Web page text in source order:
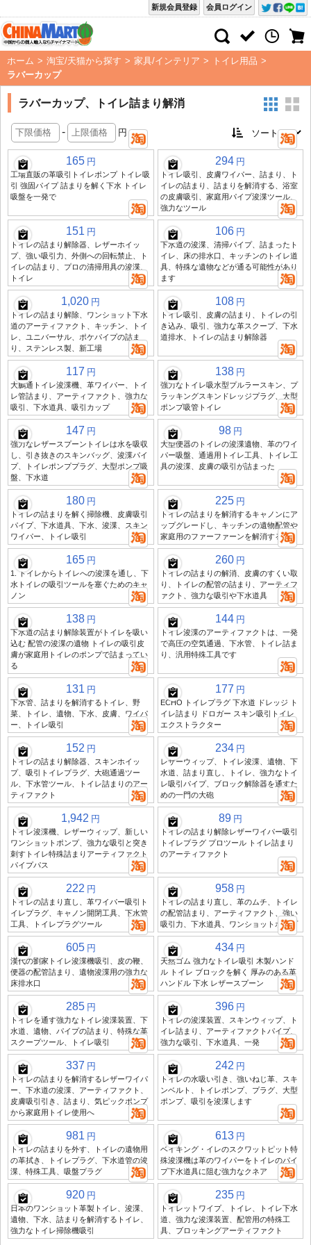
会員ログイン
新規会員登録
ホーム > 淘宝/天猫から探す > 家具/インテリア > トイレ用品 >
ラバーカップ
ラバーカップ、トイレ詰まり解消
- 円
165 円
工場直販の革吸引トイレポンプ トイレ吸
引 強固パイプ 詰まりを解く下水 トイレ
吸盤を一発で
294 円
トイレ吸引、皮膚ワイパー、詰まり、ト
イレの詰まり、詰まりを解消する、浴室
の皮膚吸引、家庭用パイプ浚渫ツール、
強力なツール
151 円
トイレの詰まり解除器、レザーホイッ
プ、強い吸引力、外側への回転禁止、ト
イレの詰まり、プロの清掃用具の浚渫、
トイレ
106 円
下水道の浚渫、清掃パイプ、詰まったト
イレ、床の排水口、キッチンのトイレ道
具、特殊な遺物などが通る可能性があり
ます
1,020 円
トイレの詰まり解除、ワンショット下水
道のアーティファクト、キッチン、トイ
レ、ユニバーサル、ポケパイプの詰ま
り、ステンレス製、新工場
108 円
トイレ吸引、皮膚の詰まり、トイレの引
き込み、吸引、強力な革スクープ、下水
道排水、トイレの詰まり解除器
117 円
大鵬通トイレ浚渫機、革ワイパー、トイ
レ管詰まり、アーティファクト、強力な
吸引、下水道具、吸引カップ
138 円
強力なトイレ吸水型プルラースキン、プ
ラッキングスキンドレッジプラグ、大型
ポンプ吸管トイレ
147 円
強力なレザースプーントイレは水を吸収
し、引き抜きのスキンバッグ、浚渫パイ
プ、トイレポンププラグ、大型ポンプ吸
盤、下水道
98 円
大型便器のトイレの浚渫遺物、革のワイ
パー吸盤、通過用トイレ工具、トイレ工
具の浚渫、皮膚の吸引が詰まった
180 円
トイレの詰まりを解く掃除機、皮膚吸引
パイプ、下水道具、下水、浚渫、スキン
ワイパー、トイレ吸引
225 円
トイレの詰まりを解消するキャノンにア
ップグレードし、キッチンの遺物配管や
家庭用のファーファーンを解消する
165 円
1. トイレからトイレへの浚渫を通し、下
水トイレの吸引ツールを塞ぐためのキャ
ノン
260 円
トイレの詰まりの解消、皮膚のすくい取
り、トイレの配管の詰まり、アーティフ
ァクト、強力な吸引や下水道具
138 円
下水道の詰まり解除装置がトイレを吸い
込む 配管の浚渫の遺物 トイレの吸引皮
膚が家庭用トイレのポンプで詰まってい
る
144 円
トイレ浚渫のアーティファクトは、一発
で高圧の空気通過、下水管、トイレ詰ま
り、汎用特殊工具です
131 円
下水管、詰まりを解消するトイレ、野
菜、トイレ、遺物、下水、皮膚、ワイパ
ー、トイレ吸引
177 円
ECHO トイレプラグ 下水道 ドレッジ ト
イレ詰まり ドロガー スキン吸引トイレ
エクストラクター
152 円
トイレの詰まり解除器、スキンホイッ
プ、吸引トイレプラグ、大砲通過ツー
ル、下水管ツール、トイレ詰まりのアー
ティファクト
234 円
レザーウィップ、トイレ浚渫、遺物、下
水道、詰まり直し、トイレ、強力なトイ
レ吸引パイプ、ブロック解除器を通すた
めの一門の大砲
1,942 円
トイレ浚渫機、レザーウィップ、新しい
ワンショットポンプ、強力な吸引と突き
刺すトイレ特殊詰まりアーティファクト
パイプパス
89 円
トイレの詰まり解除レザーワイパー吸引
トイレプラグ プロツール トイレ詰まり
のアーティファクト
222 円
トイレの詰まり直し、革ワイパー吸引ト
イレプラグ、キャノン開閉工具、下水管
工具、トイレプラグツール
958 円
トイレの詰まり直し、革のムチ、トイレ
の配管詰まり、アーティファクト、強い
吸引力、下水道具、ワンショットポンプ
605 円
漢代の劉家トイレ浚渫機吸引、皮の鞭、
便器の配管詰まり、遺物浚渫用の強力な
床排水口
434 円
天然ゴム 強力なトイレ吸引 木製ハンド
ル トイレ ブロックを解く 厚みのある革
ハンドル 下水 レザースプーン
285 円
トイレを通す強力なトイレ浚渫装置、下
水道、遺物、パイプの詰まり、特殊な革
スクープツール、トイレ吸引
396 円
トイレの浚渫装置、スキンウィップ、ト
イレ詰まり、アーティファクトパイプ、
強力な吸引、下水道具、一発
337 円
トイレの詰まりを解消するレザーワイパ
ー、下水道の浚渫、アーティファクト、
皮膚吸引引き、詰まり、気ピックポンプ
から家庭用トイレ使用へ
242 円
トイレの水吸い引き、強いねじ革、スキ
ンベルト、トイレポンプ、プラグ、大型
ポンプ、吸引を浚渫します
981 円
トイレの詰まりを外す、トイレの遺物用
の革拭き、トイレプラグ、下水道管の浚
渫、特殊工具、吸盤プラグ
613 円
ベイキング・イレのスクワットピット特
殊浚渫機は革のワイパーをトイレのパイ
プ下水道具に阻む強力なクネア
920 円
日本のワンショット革製トイレ、浚渫、
遺物、下水、詰まりを解消するトイレ、
強力なトイレ掃除機吸引
235 円
トイレットワイプ、トイレ、トイレ下水
道、強力な浚渫装置、配管用の特殊工
具、ブロッキングアーティファクト